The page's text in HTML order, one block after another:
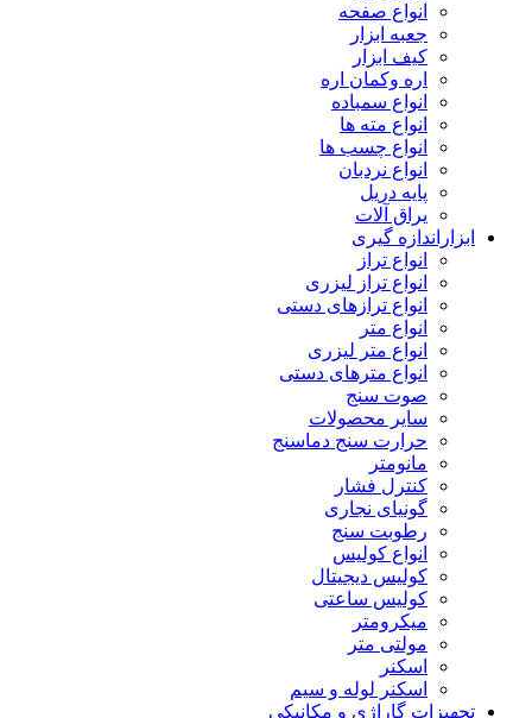
انواع صفحه
جعبه ابزار
کیف ابزار
اره وکمان اره
انواع سمباده
انواع مته ها
انواع چسب ها
انواع نردبان
پایه دریل
یراق آلات
ابزاراندازه گیری
انواع تراز
انواع تراز لیزری
انواع ترازهای دستی
انواع متر
انواع متر لیزری
انواع مترهای دستی
صوت سنج
سایر محصولات
حرارت سنج دماسنج
مانومتر
کنترل فشار
گونیای نجاری
رطوبت سنج
انواع کولیس
کولیس دیجیتال
کولیس ساعتی
میکرومتر
مولتی متر
اسکنر
اسکنر لوله و سیم
تجهیزات گاراژی و مکانیکی